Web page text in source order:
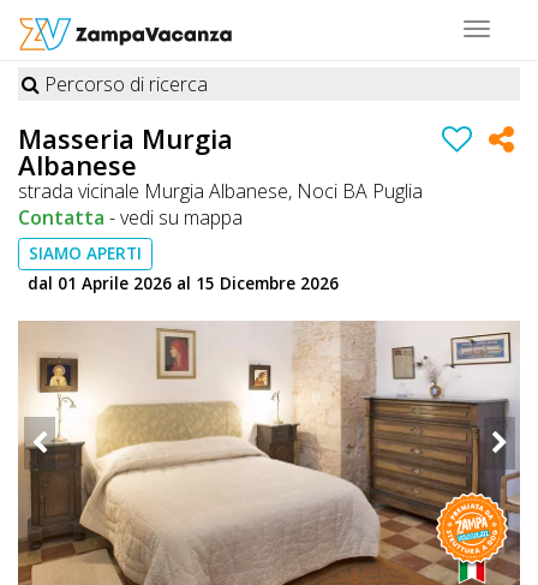
Toggle
STRUTTURE
A
DOG
LUOGHI
DOG
OFFERTE
A
DOG
Percorso di ricerca
Masseria Murgia
Albanese
strada vicinale Murgia Albanese, Noci BA Puglia
Contatta -vedi su mappa
SIAMO APERTI
dal 01 Aprile 2026 al 15 Dicembre 2026